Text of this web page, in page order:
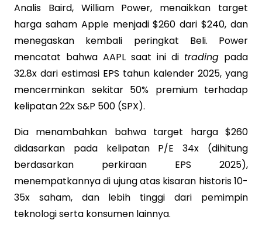
Analis Baird, William Power, menaikkan target
harga saham Apple menjadi $260 dari $240, dan
menegaskan kembali peringkat Beli. Power
mencatat bahwa AAPL saat ini di trading pada
32.8x dari estimasi EPS tahun kalender 2025, yang
mencerminkan sekitar 50% premium terhadap
kelipatan 22x S&P 500 (SPX).
Dia menambahkan bahwa target harga $260
didasarkan pada kelipatan P/E 34x (dihitung
berdasarkan perkiraan EPS 2025),
menempatkannya di ujung atas kisaran historis 10-
35x saham, dan lebih tinggi dari pemimpin
teknologi serta konsumen lainnya.